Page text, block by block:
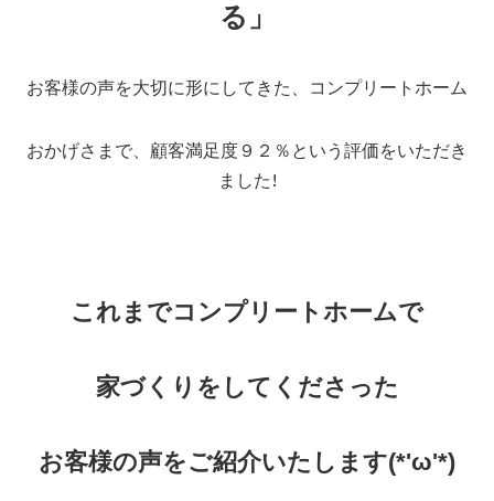
る」
お客様の声を大切に形にしてきた、コンプリートホーム
おかげさまで、顧客満足度９２％という評価をいただき
ました!
これまでコンプリートホームで
家づくりをしてくださった
お客様の声をご紹介いたします(*'ω'*)